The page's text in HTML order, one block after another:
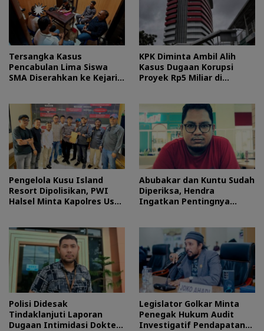
Tersangka Kasus
Pencabulan Lima Siswa
SMA Diserahkan ke Kejari
KPK Diminta Ambil Alih
Kasus Dugaan Korupsi
Proyek Rp5 Miliar di
Pengelola Kusu Island
Resort Dipolisikan, PWI
Halsel Minta Kapolres Usut
Abubakar dan Kuntu Sudah
Diperiksa, Hendra
Ingatkan Pentingnya
Polisi Didesak
Tindaklanjuti Laporan
Dugaan Intimidasi Dokter
Legislator Golkar Minta
Penegak Hukum Audit
Investigatif Pendapatan